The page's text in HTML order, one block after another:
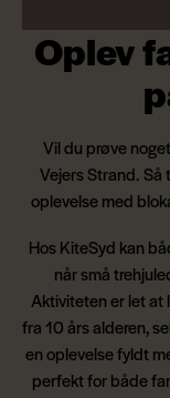
Oplev
Vil du prøve
Vejers Strand. Så
oplevelse med
Hos KiteSyd kan
når små
Aktiviteten er let at
fra 10 års alderen,
en oplevelse fyldt
perfekt for både